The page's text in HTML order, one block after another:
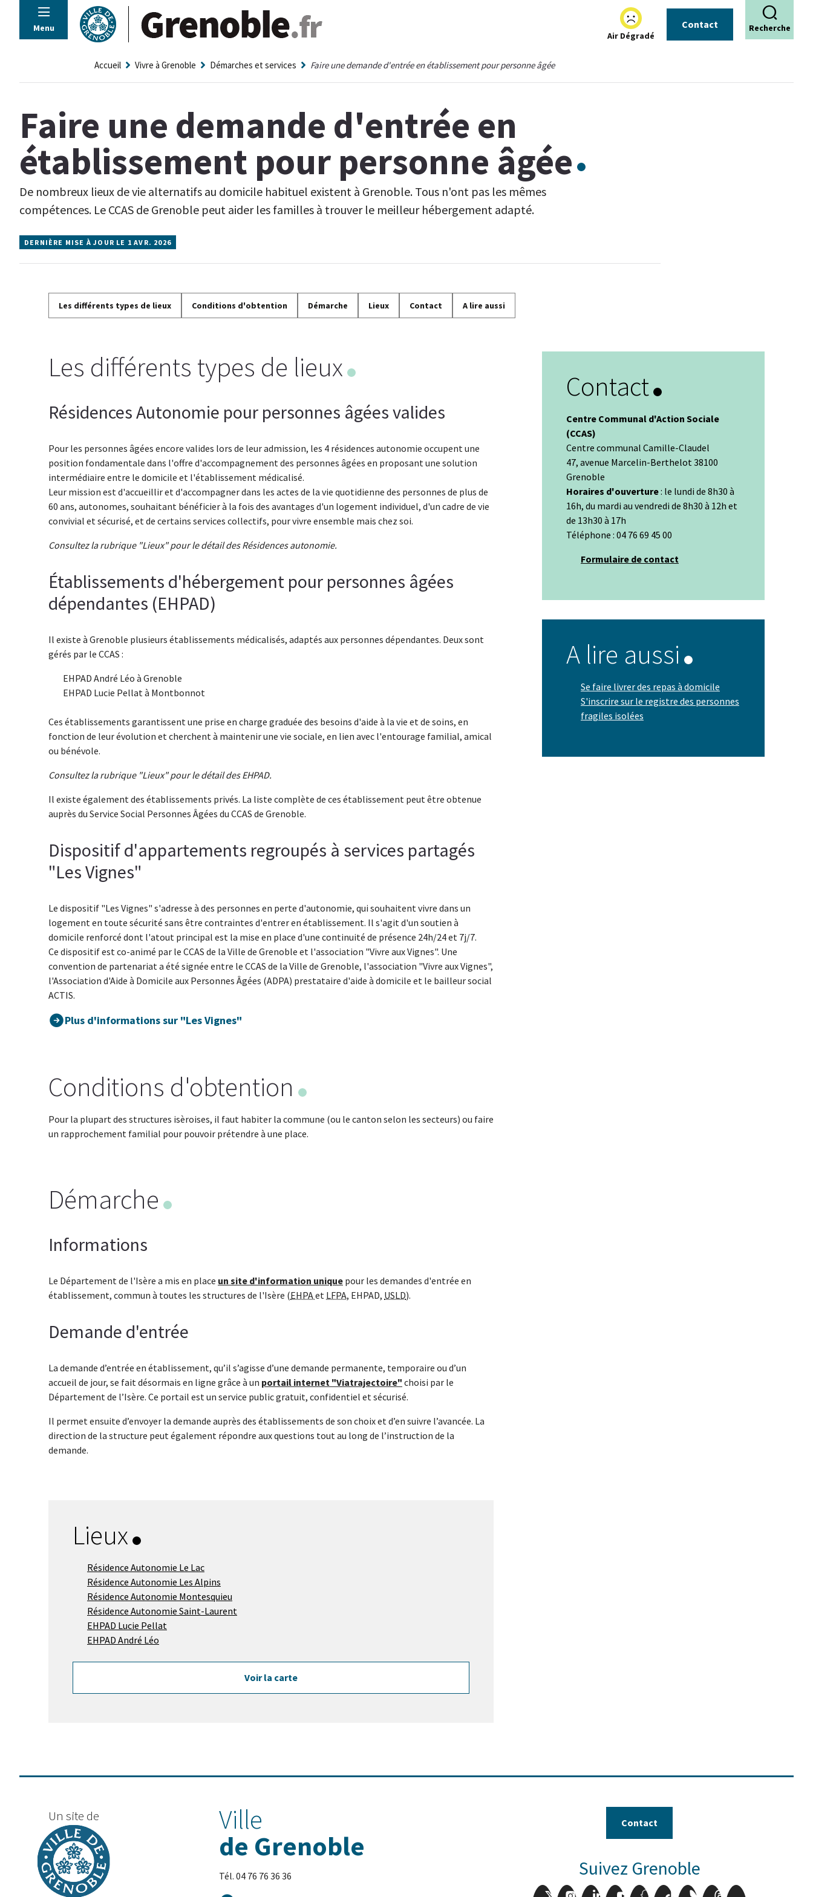
Panneau de gestion des cookies
Menu
Air Dégradé
Contact Recherche
Accueil Vivre à Grenoble Démarches et services Faire une demande d'entrée en établissement pour personne âgée
Faire une demande d'entrée en
établissement pour personne âgée
De nombreux lieux de vie alternatifs au domicile habituel existent à Grenoble. Tous n'ont pas les mêmes
compétences. Le CCAS de Grenoble peut aider les familles à trouver le meilleur hébergement adapté.
DERNIÈRE MISE À JOUR LE 1 AVR. 2026
Les différents types de lieux Conditions d'obtention Démarche Lieux Contact A lire aussi
Les différents types de lieux
Résidences Autonomie pour personnes âgées valides
Pour les personnes âgées encore valides lors de leur admission, les 4 résidences autonomie occupent une
position fondamentale dans l'offre d'accompagnement des personnes âgées en proposant une solution
intermédiaire entre le domicile et l'établissement médicalisé.
Leur mission est d'accueillir et d'accompagner dans les actes de la vie quotidienne des personnes de plus de
60 ans, autonomes, souhaitant bénéficier à la fois des avantages d'un logement individuel, d'un cadre de vie
convivial et sécurisé, et de certains services collectifs, pour vivre ensemble mais chez soi.
Consultez la rubrique "Lieux" pour le détail des Résidences autonomie.
Établissements d'hébergement pour personnes âgées
dépendantes (EHPAD)
Il existe à Grenoble plusieurs établissements médicalisés, adaptés aux personnes dépendantes. Deux sont
gérés par le CCAS :
EHPAD André Léo à Grenoble
EHPAD Lucie Pellat à Montbonnot
Ces établissements garantissent une prise en charge graduée des besoins d'aide à la vie et de soins, en
fonction de leur évolution et cherchent à maintenir une vie sociale, en lien avec l'entourage familial, amical
ou bénévole.
Consultez la rubrique "Lieux" pour le détail des EHPAD.
Il existe également des établissements privés. La liste complète de ces établissement peut être obtenue
auprès du Service Social Personnes Âgées du CCAS de Grenoble.
Dispositif d'appartements regroupés à services partagés
"Les Vignes"
Le dispositif "Les Vignes" s'adresse à des personnes en perte d'autonomie, qui souhaitent vivre dans un
logement en toute sécurité sans être contraintes d'entrer en établissement. Il s'agit d'un soutien à
domicile renforcé dont l'atout principal est la mise en place d'une continuité de présence 24h/24 et 7j/7.
Ce dispositif est co-animé par le CCAS de la Ville de Grenoble et l'association "Vivre aux Vignes". Une
convention de partenariat a été signée entre le CCAS de la Ville de Grenoble, l'association "Vivre aux Vignes",
l'Association d'Aide à Domicile aux Personnes Âgées (ADPA) prestataire d'aide à domicile et le bailleur social
ACTIS.
Plus d'informations sur "Les Vignes"
Conditions d'obtention
Pour la plupart des structures isèroises, il faut habiter la commune (ou le canton selon les secteurs) ou faire
un rapprochement familial pour pouvoir prétendre à une place.
Démarche
Informations
Le Département de l'Isère a mis en place un site d'information unique pour les demandes d'entrée en
établissement, commun à toutes les structures de l'Isère (EHPAet LFPA, EHPAD, USLD).
Demande d'entrée
La demande d’entrée en établissement, qu’il s’agisse d’une demande permanente, temporaire ou d’un
accueil de jour, se fait désormais en ligne grâce à un portail internet "Viatrajectoire" choisi par le
Département de l’Isère. Ce portail est un service public gratuit, confidentiel et sécurisé.
Il permet ensuite d’envoyer la demande auprès des établissements de son choix et d’en suivre l’avancée. La
direction de la structure peut également répondre aux questions tout au long de l’instruction de la
demande.
Lieux
Résidence Autonomie Le Lac
Résidence Autonomie Les Alpins
Résidence Autonomie Montesquieu
Résidence Autonomie Saint-Laurent
EHPAD Lucie Pellat
EHPAD André Léo
Voir la carte
Contact
Centre Communal d'Action Sociale
(CCAS)
Centre communal Camille-Claudel
47, avenue Marcelin-Berthelot 38100
Grenoble
Horaires d'ouverture: le lundi de 8h30 à
16h, du mardi au vendredi de 8h30 à 12h et
de 13h30 à 17h
Téléphone : 04 76 69 45 00
Formulaire de contact
A lire aussi
Se faire livrer des repas à domicile
S'inscrire sur le registre des personnes
fragiles isolées
Un site de
Ville
de Grenoble
Tél. 04 76 76 36 36
Contact
Suivez Grenoble